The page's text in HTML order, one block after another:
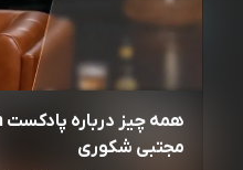
مجتبی شکوری